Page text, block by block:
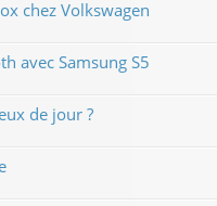
chez Volkswagen
avec Samsung S5
de jour ?